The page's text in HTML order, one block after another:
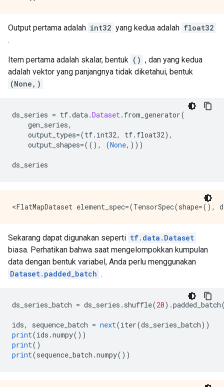
Output pertama adalah int32 yang kedua adalah float32
.
Item pertama adalah skalar, bentuk () , dan yang kedua
adalah vektor yang panjangnya tidak diketahui, bentuk
(None,)
ds_series = tf.data.Dataset. from_generator(
gen_series,
output_types=(tf. int32, tf. float32),
output_shapes=((), (None,)))
ds_series
Sekarang dapat digunakan seperti tf.data.Dataset
biasa. Perhatikan bahwa saat mengelompokkan kumpulan
data dengan bentuk variabel, Anda perlu menggunakan
Dataset.padded_batch .
ds_series_batch = ds_series . shuffle(20).padded_batch
ids, sequence_batch = next(iter(ds_series_batch))
print(ids .numpy())
print()
print(sequence_batch .numpy())